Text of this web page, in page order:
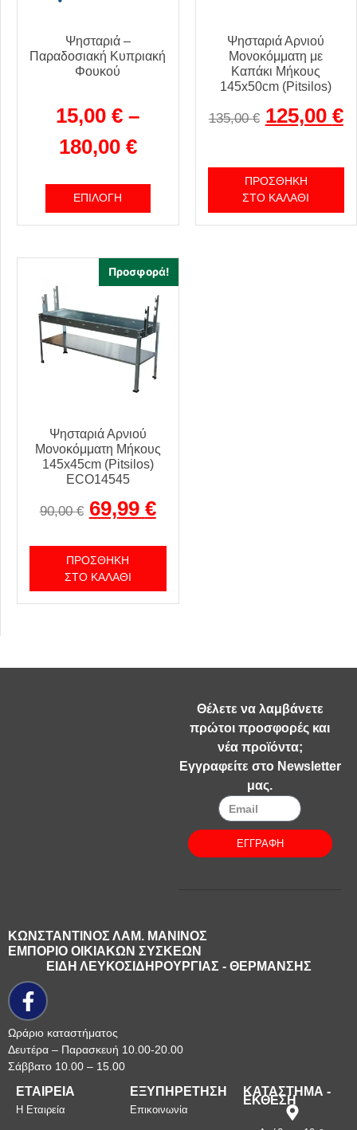
Ψησταριά –
Παραδοσιακή Κυπριακή
Φουκού
15,00€ –
180,00 €
ΕΠΙΛΟΓΉ
Ψησταριά Αρνιού
Μονοκόμματη με
Καπάκι Μήκους
145x50cm (Pitsilos)
135,00€ 125,00 €
ΠΡΟΣΘΉΚΗ
ΣΤΟ ΚΑΛΆΘΙ
Προσφορά!
Ψησταριά Αρνιού
Μονοκόμματη Μήκους
145x45cm (Pitsilos)
ECO14545
90,00€ 69,99 €
ΠΡΟΣΘΉΚΗ
ΣΤΟ ΚΑΛΆΘΙ
Θέλετε να λαμβάνετε
πρώτοι προσφορές και
νέα προϊόντα;
Εγγραφείτε στο Newsletter
μας.
ΕΓΓΡΑΦΗ
ΚΩΝΣΤΑΝΤΙΝΟΣ ΛΑΜ. ΜΑΝΙΝΟΣ
ΕΜΠΟΡΙΟ ΟΙΚΙΑΚΩΝ ΣΥΣΚΕΩΝ
ΕΙΔΗ ΛΕΥΚΟΣΙΔΗΡΟΥΡΓΙΑΣ - ΘΕΡΜΑΝΣΗΣ
Ωράριο καταστήματος
Δευτέρα – Παρασκευή 10.00-20.00
Σάββατο 10.00 – 15.00
ΕΤΑΙΡΕΙΑ
Η Εταιρεία
ΕΞΥΠΗΡΕΤΗΣΗ
Επικοινωνία
ΚΑΤΑΣΤΗΜΑ -
ΕΚΘΕΣΗ